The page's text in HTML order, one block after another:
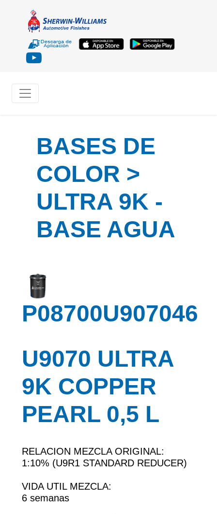
BASES DE
COLOR >
ULTRA 9K -
BASE AGUA
P08700U907046
U9070 ULTRA
9K COPPER
PEARL 0,5 L
RELACION MEZCLA ORIGINAL:
1:10% (U9R1 STANDARD REDUCER)
VIDA UTIL MEZCLA:
6 semanas